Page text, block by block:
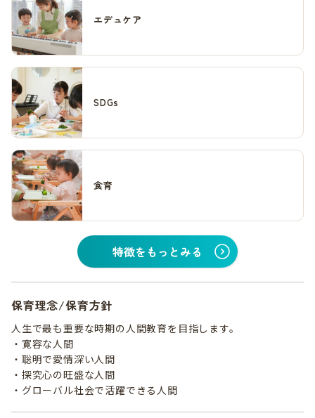
エデュケア
SDGs
食育
特徴をもっとみる
保育理念/保育方針
人生で最も重要な時期の人間教育を目指します。
・寛容な人間
・聡明で愛情深い人間
・探究心の旺盛な人間
・グローバル社会で活躍できる人間